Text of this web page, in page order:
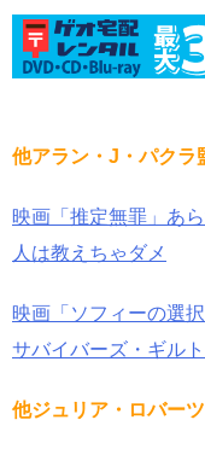
他アラン・J・パクラ
映画「推定無罪」あ
人は教えちゃダメ
映画「ソフィーの選
サバイバーズ・ギル
他ジュリア・ロバー